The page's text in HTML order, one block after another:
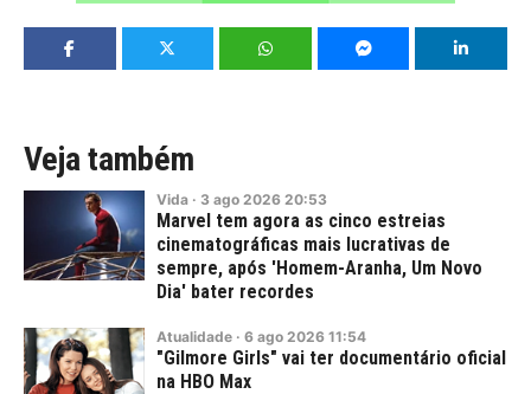
Veja também
Vida · 3 ago 2026 20:53
Marvel tem agora as cinco estreias
cinematográficas mais lucrativas de
sempre, após 'Homem-Aranha, Um Novo
Dia' bater recordes
Atualidade · 6 ago 2026 11:54
"Gilmore Girls" vai ter documentário oficial
na HBO Max